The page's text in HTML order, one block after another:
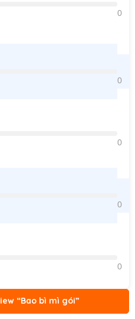
“Bao bì mì gói”